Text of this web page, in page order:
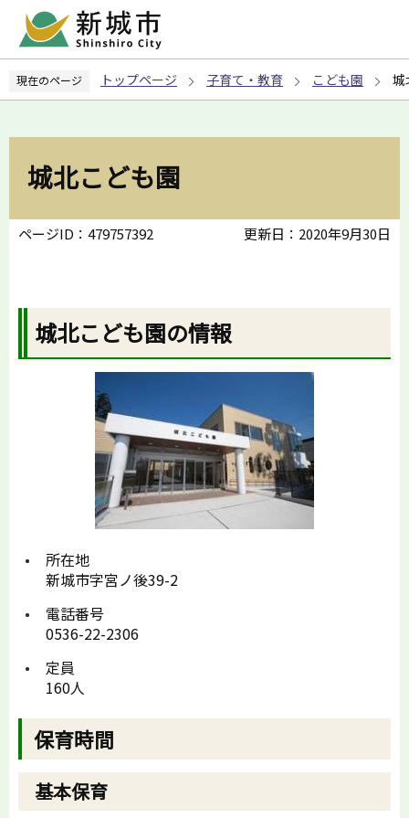
ペ
の
現在のページ トップページ 子育て・教育 こども園 城
城北こども園
ページID：479757392 更新日：2020年9月30日
城北こども園の情報
所在地
新城市字宮ノ後39-2
電話番号
0536-22-2306
定員
160人
保育時間
基本保育